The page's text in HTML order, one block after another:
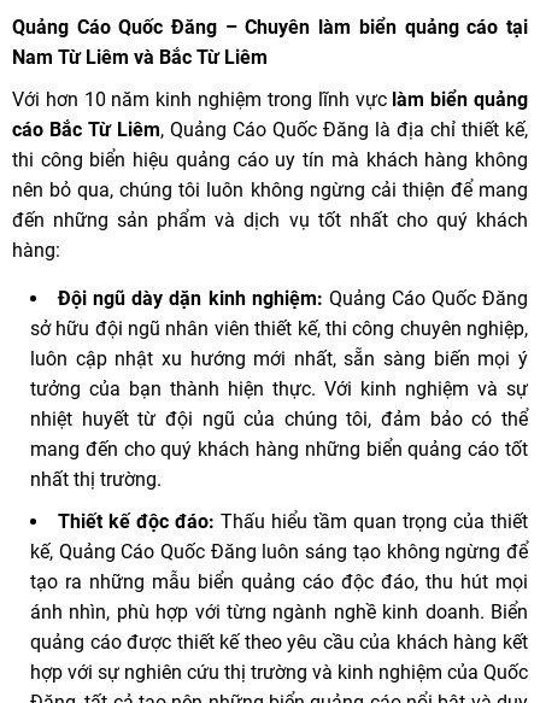
Quảng Cáo Quốc Đăng – Chuyên làm biển quảng cáo tại
Nam Từ Liêm và Bắc Từ Liêm
Với hơn 10 năm kinh nghiệm trong lĩnh vực làm biển quảng
cáo Bắc Từ Liêm, Quảng Cáo Quốc Đăng là địa chỉ thiết kế,
thi công biển hiệu quảng cáo uy tín mà khách hàng không
nên bỏ qua, chúng tôi luôn không ngừng cải thiện để mang
đến những sản phẩm và dịch vụ tốt nhất cho quý khách
hàng:
Đội ngũ dày dặn kinh nghiệm: Quảng Cáo Quốc Đăng
sở hữu đội ngũ nhân viên thiết kế, thi công chuyên nghiệp,
luôn cập nhật xu hướng mới nhất, sẵn sàng biến mọi ý
tưởng của bạn thành hiện thực. Với kinh nghiệm và sự
nhiệt huyết từ đội ngũ của chúng tôi, đảm bảo có thể
mang đến cho quý khách hàng những biển quảng cáo tốt
nhất thị trường.
Thiết kế độc đáo: Thấu hiểu tầm quan trọng của thiết
kế, Quảng Cáo Quốc Đăng luôn sáng tạo không ngừng để
tạo ra những mẫu biển quảng cáo độc đáo, thu hút mọi
ánh nhìn, phù hợp với từng ngành nghề kinh doanh. Biển
quảng cáo được thiết kế theo yêu cầu của khách hàng kết
hợp với sự nghiên cứu thị trường và kinh nghiệm của Quốc